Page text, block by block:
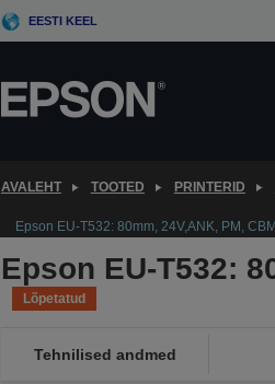
EESTI KEEL
AVALEHT TOOTED PRINTERID
Epson EU-T532: 80mm, 24V,ANK, PM,
Epson EU-T532:
Lõpetatud
Tehnilised andmed